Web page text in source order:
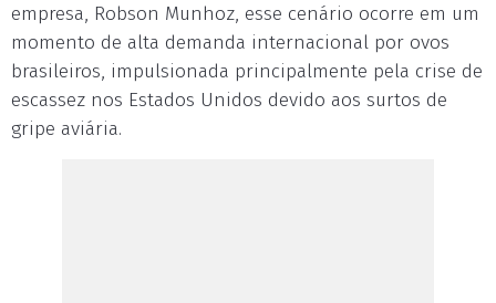
empresa, Robson Munhoz, esse cenário ocorre em um
momento de alta demanda internacional por ovos
brasileiros, impulsionada principalmente pela crise de
escassez nos Estados Unidos devido aos surtos de
gripe aviária.